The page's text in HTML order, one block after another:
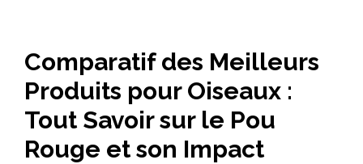
Comparatif des Meilleurs
Produits pour Oiseaux :
Tout Savoir sur le Pou
Rouge et son Impact